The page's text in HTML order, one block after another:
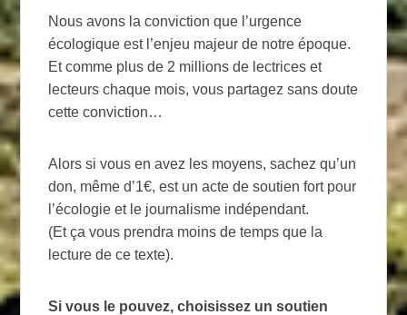
Nous avons la conviction que l’urgence
écologique est l’enjeu majeur de notre époque.
Et comme plus de 2 millions de lectrices et
lecteurs chaque mois, vous partagez sans doute
cette conviction…
Alors si vous en avez les moyens, sachez qu’un
don, même d’1€, est un acte de soutien fort pour
l’écologie et le journalisme indépendant.
(Et ça vous prendra moins de temps que la
lecture de ce texte).
Si vous le pouvez, choisissez un soutien